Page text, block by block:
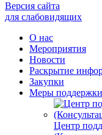
Версия сайта
для слабовидящих
О нас
Мероприятия
Новости
Раскрытие
Закупки
Меры поддержки
Центр